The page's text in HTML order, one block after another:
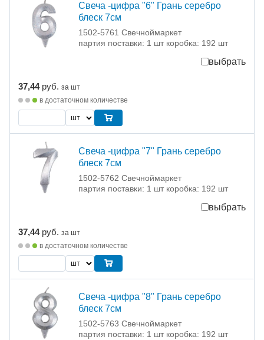
Свеча -цифра "6" Грань серебро
блеск 7см
1502-5761 Свечноймаркет
партия поставки: 1 шт коробка: 192 шт
выбрать
37,44 руб. за шт
в достаточном количестве
Свеча -цифра "7" Грань серебро
блеск 7см
1502-5762 Свечноймаркет
партия поставки: 1 шт коробка: 192 шт
выбрать
37,44 руб. за шт
в достаточном количестве
Свеча -цифра "8" Грань серебро
блеск 7см
1502-5763 Свечноймаркет
партия поставки: 1 шт коробка: 192 шт